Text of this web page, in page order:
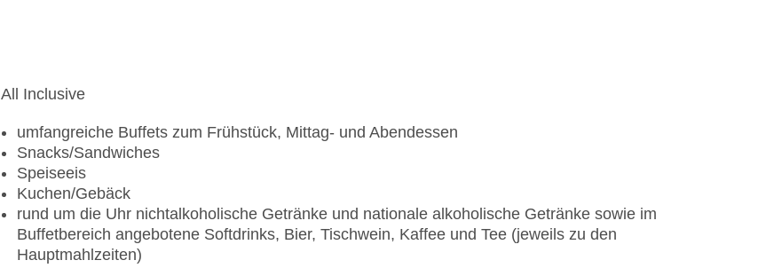
All Inclusive
umfangreiche Buffets zum Frühstück, Mittag- und Abendessen
Snacks/Sandwiches
Speiseeis
Kuchen/Gebäck
rund um die Uhr nichtalkoholische Getränke und nationale alkoholische Getränke sowie im
Buffetbereich angebotene Softdrinks, Bier, Tischwein, Kaffee und Tee (jeweils zu den
Hauptmahlzeiten)